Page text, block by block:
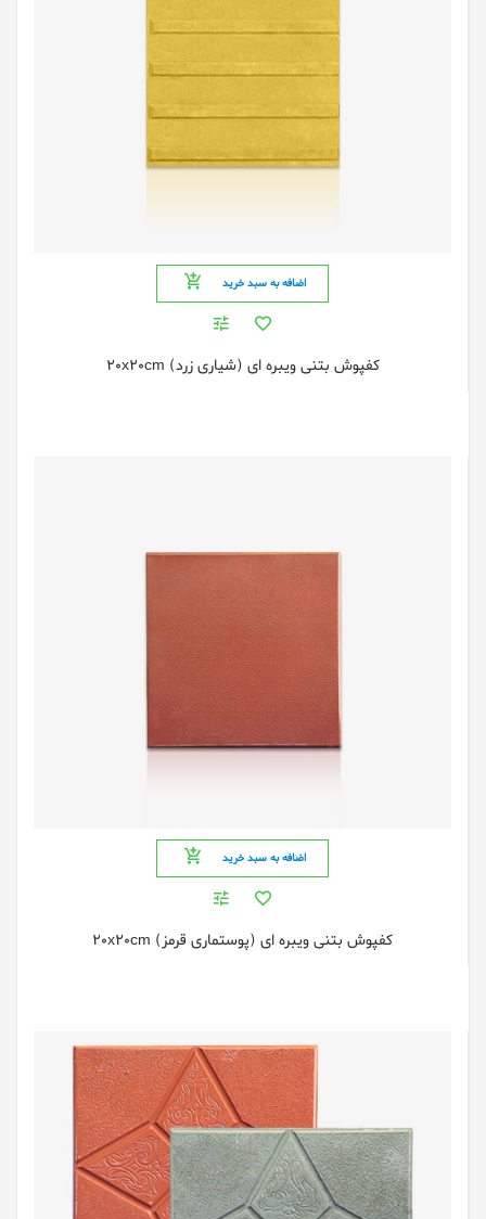
اضافه به سبد خرید
کفپوش بتنی ویبره ای (شیاری زرد) 20x20cm
اضافه به سبد خرید
کفپوش بتنی ویبره ای (پوستماری قرمز) 20x20cm